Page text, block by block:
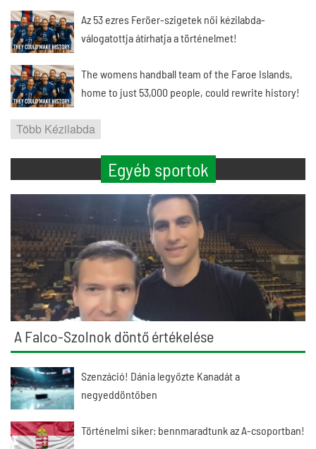
Az 53 ezres Feröer-szigetek női kézilabda-
válogatottja átírhatja a történelmet!
The womens handball team of the Faroe Islands,
home to just 53,000 people, could rewrite history!
Több Kézilabda
Egyéb sportok
A Falco-Szolnok döntő értékelése
Szenzáció! Dánia legyőzte Kanadát a
negyeddöntőben
Történelmi siker: bennmaradtunk az A-csoportban!